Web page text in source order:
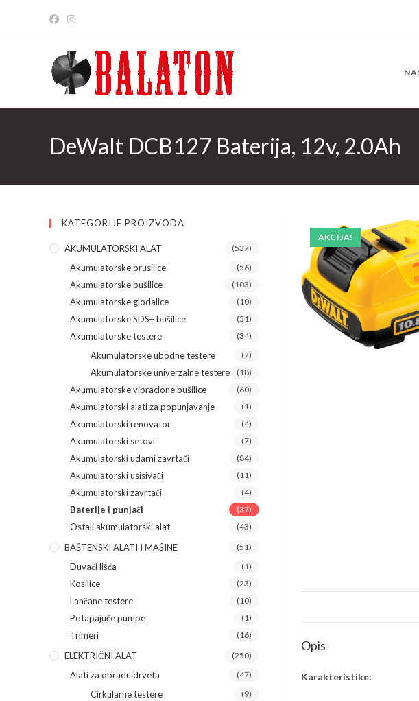
DeWalt DCB127 Baterija, 12v, 2.0Ah
AKCIJA!
Opis
Karakteristike:
KATEGORIJE PROIZVODA
AKUMULATORSKI ALAT (537)
Akumulatorske brusilice (56)
Akumulatorske bušilice (103)
Akumulatorske glodalice (10)
Akumulatorske SDS+ bušilice (51)
Akumulatorske testere (34)
Akumulatorske ubodne testere (7)
Akumulatorske univerzalne testere (18)
Akumulatorske vibracione bušilice (60)
Akumulatorski alati za popunjavanje (1)
Akumulatorski renovator (4)
Akumulatorski setovi (7)
Akumulatorski udarni zavrtači (84)
Akumulatorski usisivači (11)
Akumulatorski zavrtači (4)
Baterije i punjači (37)
Ostali akumulatorski alat (43)
BAŠTENSKI ALATI I MAŠINE (51)
Duvači lišća (1)
Kosilice (23)
Lančane testere (10)
Potapajuće pumpe (1)
Trimeri (16)
ELEKTRIČNI ALAT (250)
Alati za obradu drveta (47)
Cirkularne testere (9)